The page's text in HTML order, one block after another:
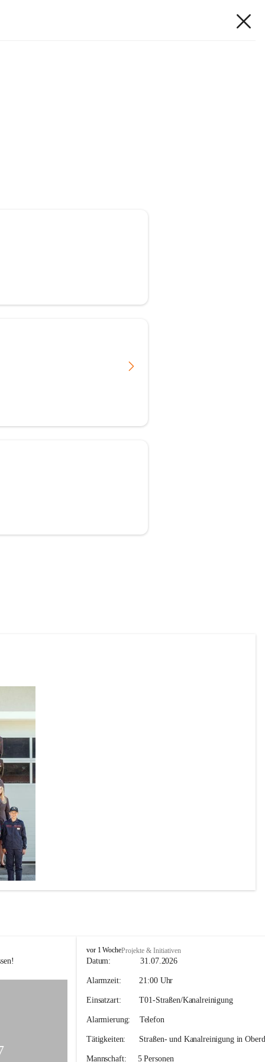
F
F
o
e
n
k
o
l
vor 1 WocheProjekte & Initiativen
Datum: 31.07.2026
Alarmzeit:
        21:00 Uhr
Einsatzart: T01-Straßen/Kanalreinigung
Alarmierung: Telefon
Tätigkeiten:
Straßen- und Kanalreinigung in
Mannschaft:
     5 Personen